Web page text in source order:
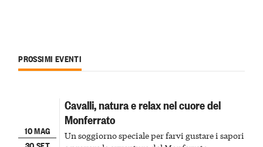
PROSSIMI EVENTI
10 MAG
Cavalli, natura e relax nel cuore del
Monferrato
Un soggiorno speciale per farvi gustare i sapori